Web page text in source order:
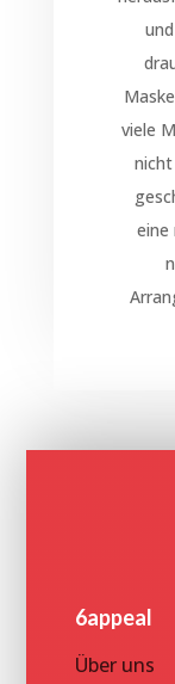
viele
eine
6appeal
Über uns